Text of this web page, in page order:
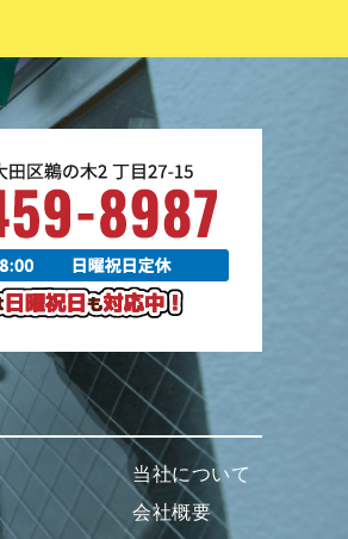
当社について
会社概要